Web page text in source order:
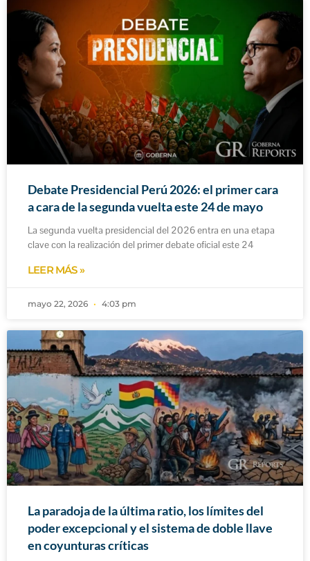
Debate Presidencial Perú 2026: el primer cara
a cara de la segunda vuelta este 24 de mayo
La segunda vuelta presidencial del 2026 entra en una etapa
clave con la realización del primer debate oficial este 24
LEER MÁS »
mayo 22, 2026 4:03 pm
La paradoja de la última ratio, los límites del
poder excepcional y el sistema de doble llave
en coyunturas críticas